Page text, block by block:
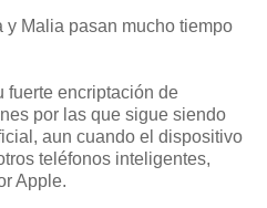
Malia pasan mucho tiempo
fuerte encriptación de
por las que sigue siendo
aun cuando el dispositivo
teléfonos inteligentes,
Apple.